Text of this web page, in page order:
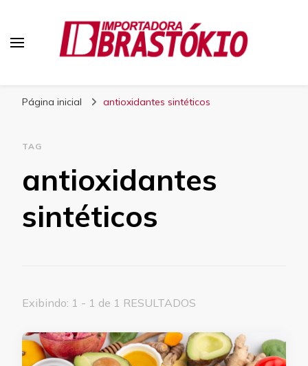
Página inicial antioxidantes sintéticos
TAG
antioxidantes
sintéticos
Exibindo: 1 - 1 de 1 RESULTADOS